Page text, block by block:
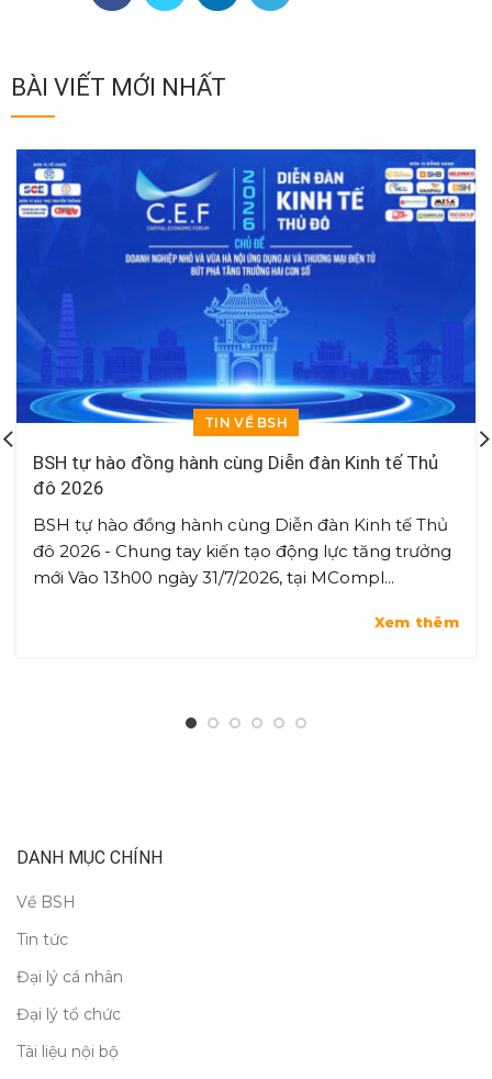
BÀI VIẾT MỚI NHẤT
TIN VỀ BSH
BSH tự hào đồng hành cùng Diễn đàn Kinh tế Thủ
đô 2026
BSH tự hào đồng hành cùng Diễn đàn Kinh tế Thủ
đô 2026 - Chung tay kiến tạo động lực tăng trưởng
mới Vào 13h00 ngày 31/7/2026, tại MCompl...
Xem thêm
DANH MỤC CHÍNH
Về BSH
Tin tức
Đại lý cá nhân
Đại lý tổ chức
Tài liệu nội bộ